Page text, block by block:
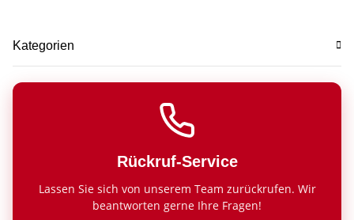
Kategorien
Rückruf-Service
Lassen Sie sich von unserem Team zurückrufen. Wir
beantworten gerne Ihre Fragen!